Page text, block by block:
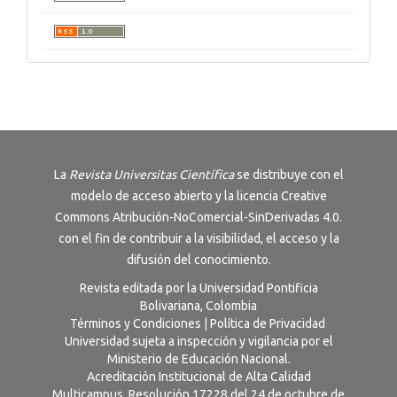
La Revista Universitas Científicase distribuye con el
modelo de acceso abierto y la licencia Creative
Commons Atribución-NoComercial-SinDerivadas 4.0.
con el fin de contribuir a la visibilidad, el acceso y la
difusión del conocimiento.
Revista editada por la Universidad Pontificia
Bolivariana, Colombia
Términos y Condiciones | Política de Privacidad
Universidad sujeta a inspección y vigilancia por el
Ministerio de Educación Nacional.
Acreditación Institucional de Alta Calidad
Multicampus. Resolución 17228 del 24 de octubre de